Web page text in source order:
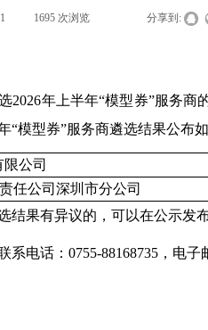
1695 次浏览 分享到:
年上半年“模型券”服务商
“模型券”服务商遴选结果公布
公司
任公司深圳市分公司
果有异议的，可以在公示发
话：0755-88168735，电子